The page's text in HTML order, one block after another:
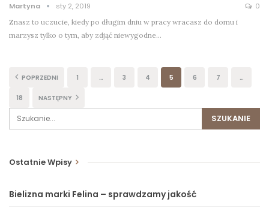
Martyna sty 2, 2019 0
Znasz to uczucie, kiedy po długim dniu w pracy wracasz do domu i
marzysz tylko o tym, aby zdjąć niewygodne…
POPRZEDNI 1 … 3 4 5 6 7 …
18 NASTĘPNY
Ostatnie Wpisy
Bielizna marki Felina – sprawdzamy jakość